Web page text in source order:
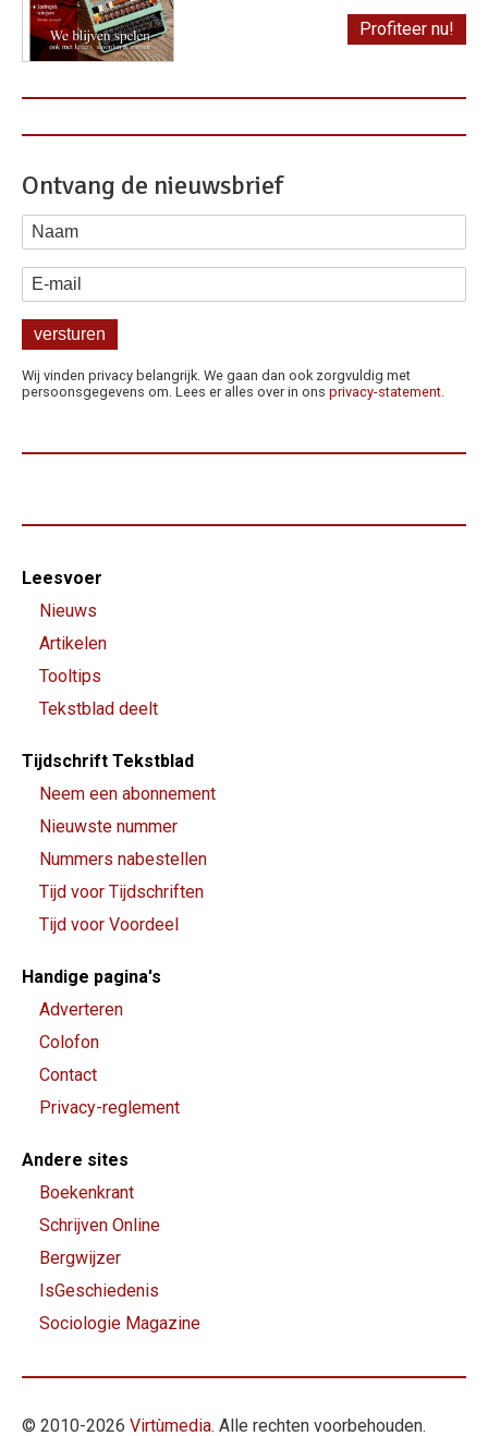
Profiteer nu!
Ontvang de nieuwsbrief
Naam
E-mail
Wij vinden privacy belangrijk. We gaan dan ook zorgvuldig met
persoonsgegevens om. Lees er alles over in ons privacy-statement.
Footer-
menu
Leesvoer
Nieuws
Artikelen
Tooltips
Tekstblad deelt
Tijdschrift Tekstblad
Neem een abonnement
Nieuwste nummer
Nummers nabestellen
Tijd voor Tijdschriften
Tijd voor Voordeel
Handige pagina's
Adverteren
Colofon
Contact
Privacy-reglement
Andere sites
Boekenkrant
Schrijven Online
Bergwijzer
IsGeschiedenis
Sociologie Magazine
© 2010-2026 Virtùmedia. Alle rechten voorbehouden.